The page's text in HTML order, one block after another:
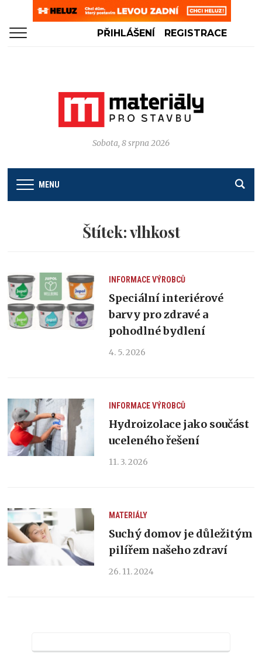
PŘIHLÁŠENÍ REGISTRACE
Sobota, 8 srpna 2026
MENU
Štítek:vlhkost
INFORMACE VÝROBCŮ
Speciální interiérové
barvy pro zdravé a
pohodlné bydlení
4. 5. 2026
INFORMACE VÝROBCŮ
Hydroizolace jako součást
uceleného řešení
11. 3. 2026
MATERIÁLY
Suchý domov je důležitým
pilířem našeho zdraví
26. 11. 2024